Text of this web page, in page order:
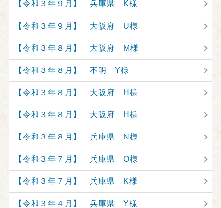
【令和３年９月】 兵庫県 K様
【令和３年９月】 大阪府 U様
【令和３年８月】 大阪府 M様
【令和３年８月】 不明 Y様
【令和３年８月】 大阪府 H様
【令和３年８月】 大阪府 H様
【令和３年８月】 兵庫県 N様
【令和３年７月】 兵庫県 O様
【令和３年７月】 兵庫県 K様
【令和３年４月】 兵庫県 Y様